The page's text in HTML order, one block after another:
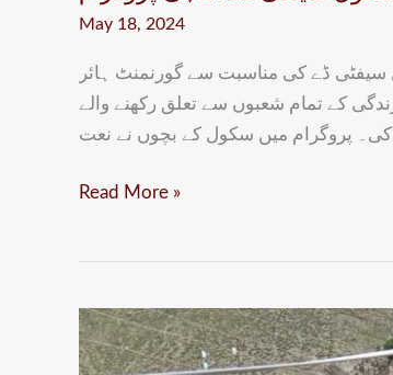
May 18, 2024
سیفٹی ڈے کی مناسبت سے گورنمنٹ ہائر
کے تمام شعبوں سے تعلق رکھنے والے
کی۔ پروگرام میں سکول کے بچوں نے نعت
Read More »
گرم
چشمہ: